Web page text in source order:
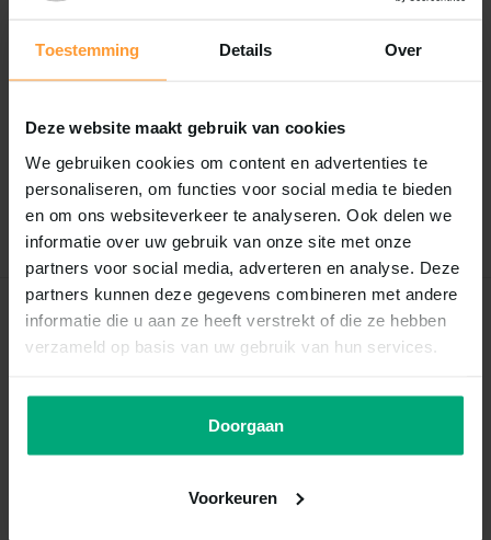
Toestemming Details Over
Deze website maakt gebruik van cookies
We gebruiken cookies om content en advertenties te
personaliseren, om functies voor social media te bieden
en om ons websiteverkeer te analyseren. Ook delen we
informatie over uw gebruik van onze site met onze
partners voor social media, adverteren en analyse. Deze
partners kunnen deze gegevens combineren met andere
informatie die u aan ze heeft verstrekt of die ze hebben
verzameld op basis van uw gebruik van hun services.
Doorgaan
Voorkeuren
Er zijn nog geen reviews geschreven over dit product..
Schrijf je eigen review
Recent bekeken